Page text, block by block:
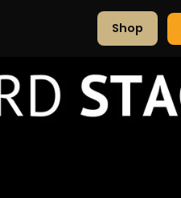
Shop